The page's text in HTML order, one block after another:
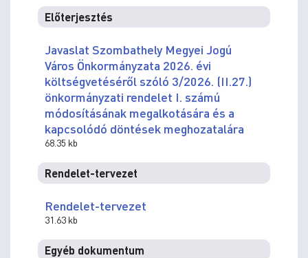
Előterjesztés
Javaslat Szombathely Megyei Jogú
Város Önkormányzata 2026. évi
költségvetéséről szóló 3/2026. (II.27.)
önkormányzati rendelet I. számú
módosításának megalkotására és a
kapcsolódó döntések meghozatalára
68.35 kb
Rendelet-tervezet
Rendelet-tervezet
31.63 kb
Egyéb dokumentum